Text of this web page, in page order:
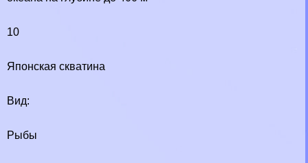
10
Японская скватина
Вид:
Рыбы